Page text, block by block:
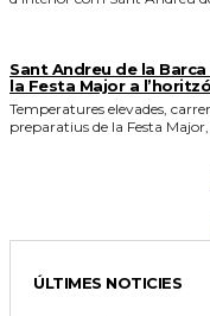
Sant Andreu de la
la Festa Major a l’horitzó
Temperatures elevades,
preparatius de la Festa
ÚLTIMES NOTICIES